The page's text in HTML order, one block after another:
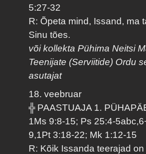
5:27-32
R: Õpeta mind, Issand, ma
Sinu tões.
või kollekta Pühima Neitsi
Teenijate (Serviitide) Ordu
asutajat
18. veebruar
╬ PAASTUAJA 1.
1Ms 9:8-15; Ps 25:4-
9,1Pt 3:18-22; Mk 1:12-15
R: Kõik Issanda teerajad